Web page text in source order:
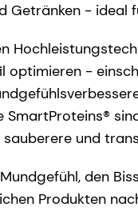
Getränken - ideal
optimieren -
SmartProteins®
und
den
Produkten